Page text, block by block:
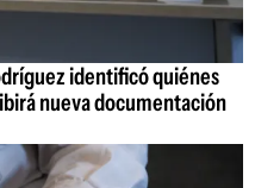
identificó quiénes
nueva documentación